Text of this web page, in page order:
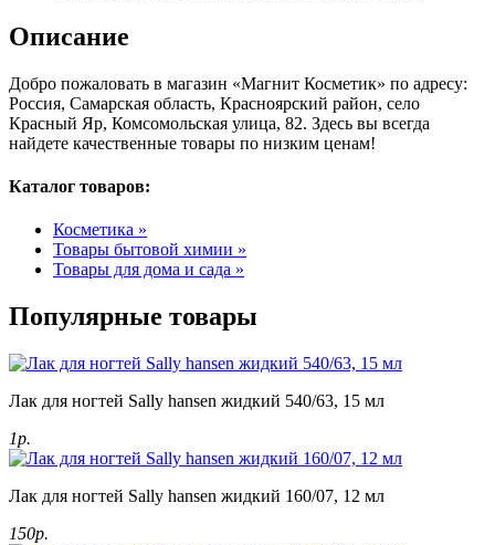
Описание
Добро пожаловать в магазин «Магнит Косметик» по адресу:
Россия, Самарская область, Красноярский район, село
Красный Яр, Комсомольская улица, 82. Здесь вы всегда
найдете качественные товары по низким ценам!
Каталог товаров:
Косметика »
Товары бытовой химии »
Товары для дома и сада »
Популярные товары
Лак для ногтей Sally hansen жидкий 540/63, 15 мл
1р.
Лак для ногтей Sally hansen жидкий 160/07, 12 мл
150р.